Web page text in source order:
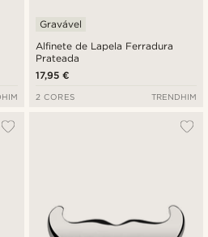
Alfinete de Lapela Ferradura
Prateada
Gravável
17,95 €
2 CORES TRENDHIM